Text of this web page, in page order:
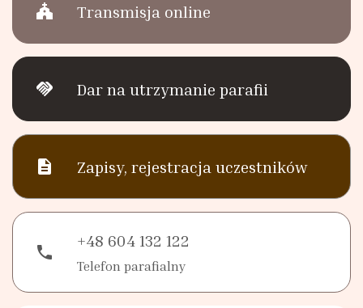
church Transmisja online
handshake Dar na utrzymanie parafii
description Zapisy, rejestracja uczestników
phone
+48 604 132 122
Telefon parafialny